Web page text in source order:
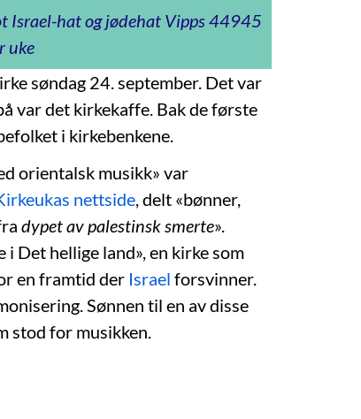
Israel-hat og jødehat Vipps 44945
uke
søndag 24. september. Det var
var det kirkekaffe. Bak de første
i kirkebenkene.
orientalsk musikk» var
nettside, delt «bønner,
dypet av palestinsk smerte».
Det hellige land», en kirke som
en framtid der Israel forsvinner.
Sønnen til en av disse
stod for musikken.